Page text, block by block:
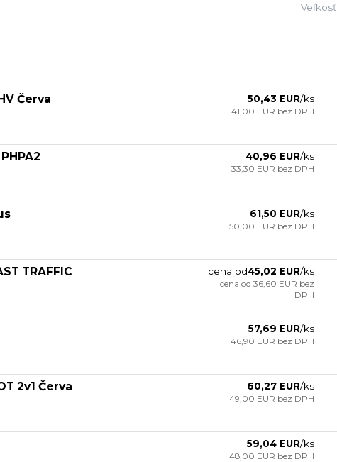
Veľkosť:
Červa 50,43 EUR/ks
41,00 EUR bez DPH
40,96 EUR/ks
33,30 EUR bez DPH
61,50 EUR/ks
50,00 EUR bez DPH
TRAFFIC
cena od45,02 EUR/ks
cena od 36,60 EUR bez
DPH
57,69 EUR/ks
46,90 EUR bez DPH
2v1 Červa 60,27 EUR/ks
49,00 EUR bez DPH
59,04 EUR/ks
48,00 EUR bez DPH